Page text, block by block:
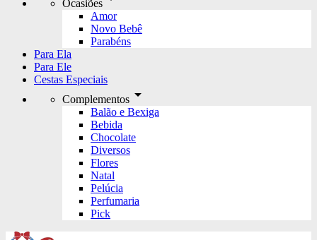
Ocasiões
Amor
Novo Bebê
Parabéns
Para Ela
Para Ele
Cestas Especiais
Complementos arrow_drop_down
Balão e Bexiga
Bebida
Chocolate
Diversos
Flores
Natal
Pelúcia
Perfumaria
Pick